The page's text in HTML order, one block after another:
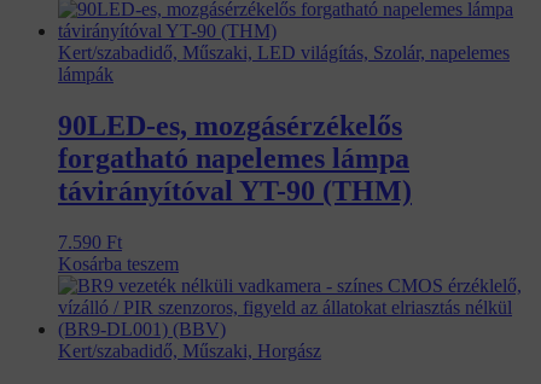
Kert/szabadidő, Műszaki, LED világítás, Szolár, napelemes
lámpák
90LED-es, mozgásérzékelős
forgatható napelemes lámpa
távirányítóval YT-90 (THM)
7.590 Ft
Kosárba teszem
Kert/szabadidő, Műszaki, Horgász